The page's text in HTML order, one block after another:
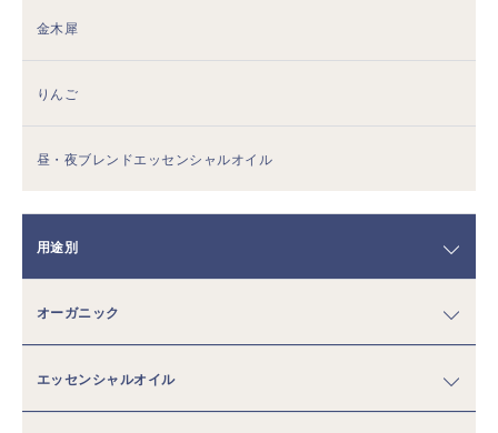
金木犀
りんご
昼・夜ブレンドエッセンシャルオイル
用途別
オーガニック
エッセンシャルオイル